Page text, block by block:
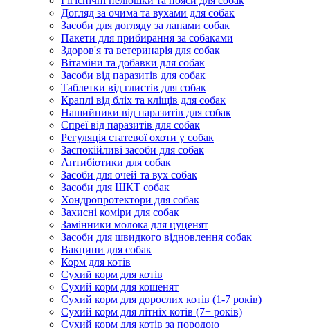
Догляд за очима та вухами для собак
Засоби для догляду за лапами собак
Пакети для прибирання за собаками
Здоров'я та ветеринарія для собак
Вітаміни та добавки для собак
Засоби від паразитів для собак
Таблетки від глистів для собак
Краплі від бліх та кліщів для собак
Нашийники від паразитів для собак
Спреї від паразитів для собак
Регуляція статевої охоти у собак
Заспокійливі засоби для собак
Антибіотики для собак
Засоби для очей та вух собак
Засоби для ШКТ собак
Хондропротектори для собак
Захисні коміри для собак
Замінники молока для цуценят
Засоби для швидкого відновлення собак
Вакцини для собак
Корм для котів
Сухий корм для котів
Сухий корм для кошенят
Сухий корм для дорослих котів (1-7 років)
Сухий корм для літніх котів (7+ років)
Сухий корм для котів за породою